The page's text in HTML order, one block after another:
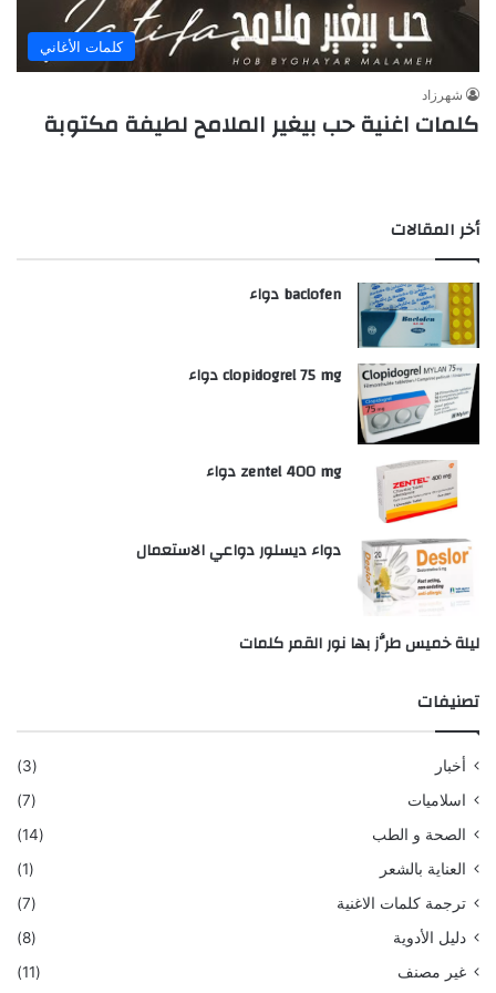
كلمات الأغاني
شهرزاد
كلمات اغنية حب بيغير الملامح لطيفة مكتوبة
أخر المقالات
baclofen دواء
clopidogrel 75 mg دواء
zentel 400 mg دواء
دواء ديسلور دواعي الاستعمال
ليلة خميس طرَّز بها نور القمر كلمات
تصنيفات
أخبار
(3)
اسلاميات
(7)
الصحة و الطب
(14)
العناية بالشعر
(1)
ترجمة كلمات الاغنية
(7)
دليل الأدوية
(8)
غير مصنف
(11)